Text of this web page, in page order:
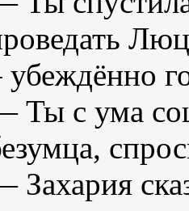
убеждённо
Ты с ума
Захария